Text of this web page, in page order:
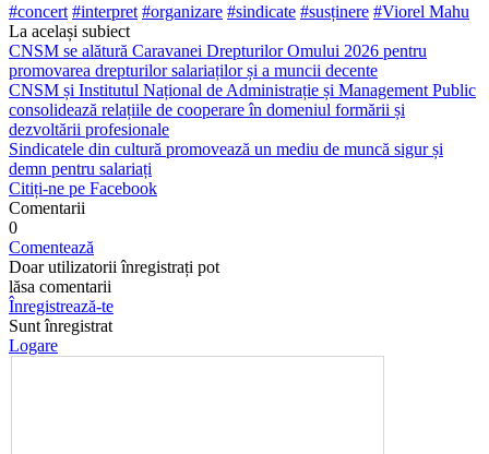
#concert #interpret #organizare #sindicate #susținere #Viorel Mahu
La același subiect
CNSM se alătură Caravanei Drepturilor Omului 2026 pentru
promovarea drepturilor salariaților și a muncii decente
CNSM și Institutul Național de Administrație și Management Public
consolidează relațiile de cooperare în domeniul formării și
dezvoltării profesionale
Sindicatele din cultură promovează un mediu de muncă sigur și
demn pentru salariați
Citiți-ne pe Facebook
Comentarii
0
Comentează
Doar utilizatorii înregistrați pot
lăsa comentarii
Înregistrează-te
Sunt înregistrat
Logare